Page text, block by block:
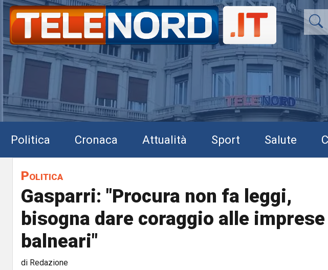
Politica Cronaca Attualità Sport Salute
Politica
Gasparri: "Procura non fa leggi,
bisogna dare coraggio alle imprese
balneari"
di Redazione